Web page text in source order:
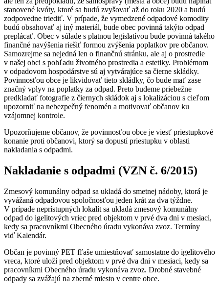
stanovené kvóty, ktoré sa budú zvyšovať až do roku 2020 a budú
zodpovedne triediť. V prípade, že vymedzené odpadové komodity
budú obsahovať aj iný materiál, bude obec povinná takýto odpad
preplácať. Obec v súlade s platnou legislatívou bude povinná takého
finančné navýšenia riešiť formou zvýšenia poplatkov pre občanov.
Samozrejme sa nejedná len o finančnú stránku, ale aj o prostredie
v našej obci s pohľadu životného prostredia a estetiky. Problémom
v odpadovom hospodárstve sú aj vytvárajúce sa čierne skládky.
Povinnosťou obce je likvidovať tieto skládky, čo bude mať zase
značný vplyv na poplatky za odpad. Preto budeme priebežne
predkladať fotografie z čiernych skládok aj s lokalizáciou s cieľom
upozorniť na nebezpečný fenomén a motivovať občanov ku
vzájomnej kontrole.
Upozorňujeme občanov, že povinnosťou obce je viesť priestupkové
konanie proti občanovi, ktorý sa dopustí priestupku v oblasti
nakladania s odpadmi.
Nakladanie s odpadmi (VZN č. 6/2015)
Zmesový komunálny odpad sa ukladá do smetnej nádoby, ktorá je
vyvážaná odpadovou spoločnosťou jeden krát za dva týždne.
V prípade neprístupných lokalít sa ukladá zmesový komunálny
odpad do igelitových vriec pred objektom v prvé dva dni v mesiaci,
kedy sa pracovníkmi Obecného úradu vykonáva zvoz. Termíny
viď Kalendár.
Občan je povinný PET fľaše umiestňovať samostatne do igelitového
vreca, ktoré uloží pred objektom v prvé dva dni v mesiaci, kedy sa
pracovníkmi Obecného úradu vykonáva zvoz. Drobné stavebné
odpady sa zvážajú na zberné miesto v centre obce.